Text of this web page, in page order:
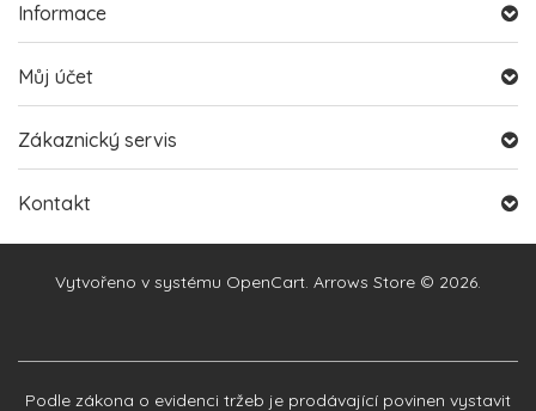
Informace
Můj účet
Zákaznický servis
Kontakt
Vytvořeno v systému OpenCart. Arrows Store © 2026.
Podle zákona o evidenci tržeb je prodávající povinen vystavit